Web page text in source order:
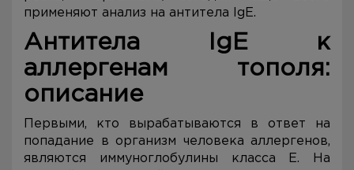
применяют анализ на антитела IgE.
Антитела IgE к
аллергенам тополя:
описание
Первыми, кто вырабатываются в ответ на
попадание в организм человека аллергенов,
являются иммуноглобулины класса Е. На